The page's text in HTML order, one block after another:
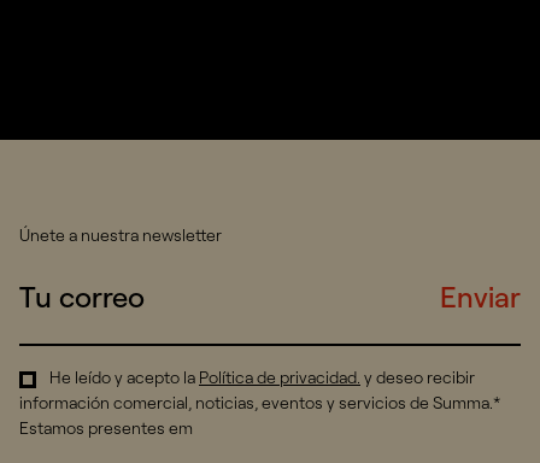
Únete a nuestra newsletter
Enviar
He leído y acepto la Política de privacidad. y deseo recibir
información comercial, noticias, eventos y servicios de Summa.*
Estamos presentes em